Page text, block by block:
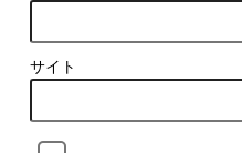
サイト